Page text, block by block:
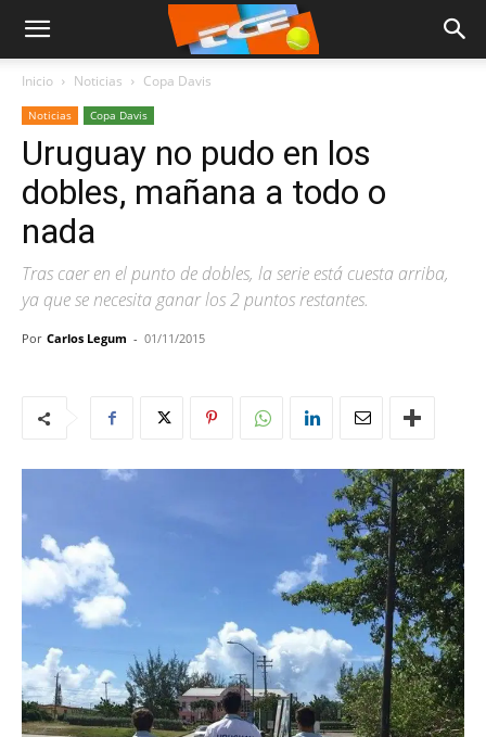
Inicio Noticias Copa Davis
Noticias Copa Davis
Uruguay no pudo en los
dobles, mañana a todo o
nada
Tras caer en el punto de dobles, la serie está cuesta arriba,
ya que se necesita ganar los 2 puntos restantes.
Por Carlos Legum - 01/11/2015